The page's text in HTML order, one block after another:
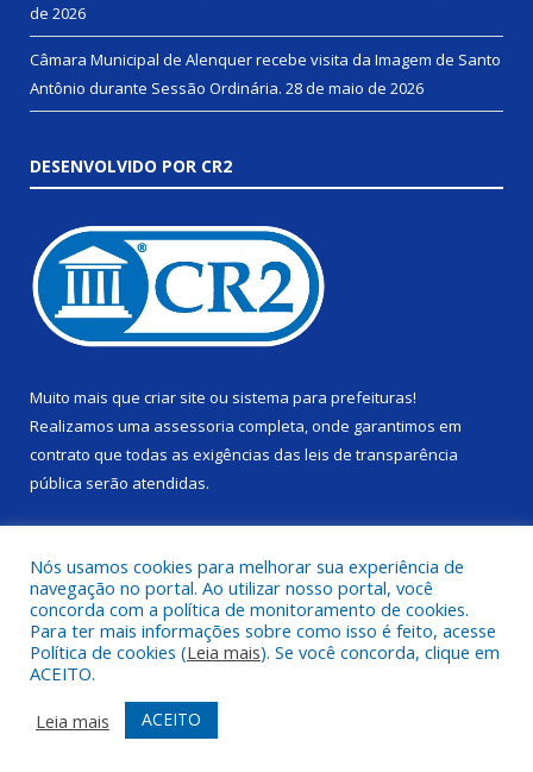
de 2026
Câmara Municipal de Alenquer recebe visita da Imagem de Santo
Antônio durante Sessão Ordinária. 28 de maio de 2026
DESENVOLVIDO POR CR2
Muito mais que criar site ou sistema para prefeituras!
Realizamos uma assessoria completa, onde garantimos em
contrato que todas as exigências das leis de transparência
pública serão atendidas.
Todos os direitos reservados a Câmara Municipal de Alenquer.
Mapa do Site
Acessar Área Administrativa
Acessar Webmail
Nós usamos cookies para melhorar sua experiência de
navegação no portal. Ao utilizar nosso portal, você
concorda com a política de monitoramento de cookies.
Para ter mais informações sobre como isso é feito, acesse
Política de cookies (Leia mais). Se você concorda, clique em
ACEITO.
Leia mais
ACEITO